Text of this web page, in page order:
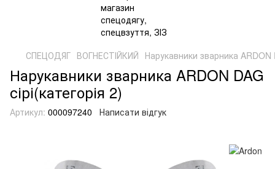
СПЕЦОДЯГ ВОГНЕСТІЙКИЙ Нарукавники зварника ARDON
Нарукавники зварника ARDON DAG
сірі(категорія 2)
Артикул: 000097240 Написати відгук